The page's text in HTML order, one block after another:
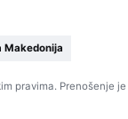
Makedonija
pravima. Prenošenje